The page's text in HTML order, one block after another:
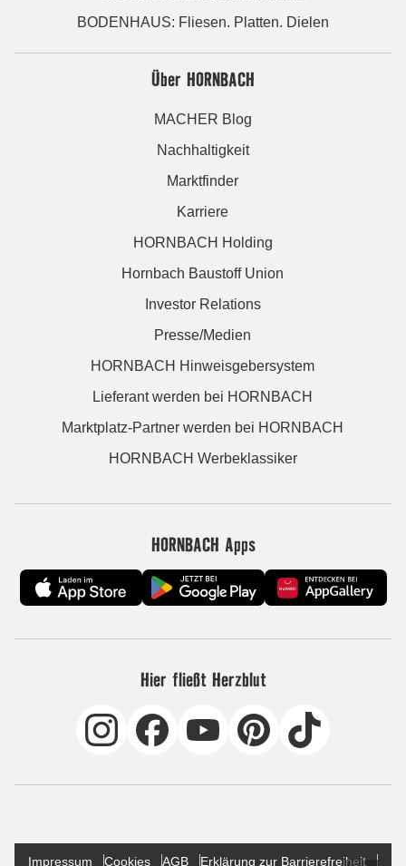
BODENHAUS: Fliesen. Platten. Dielen
Über HORNBACH
MACHER Blog
Nachhaltigkeit
Marktfinder
Karriere
HORNBACH Holding
Hornbach Baustoff Union
Investor Relations
Presse/Medien
HORNBACH Hinweisgebersystem
Lieferant werden bei HORNBACH
Marktplatz-Partner werden bei HORNBACH
HORNBACH Werbeklassiker
HORNBACH Apps
Hier fließt Herzblut
Impressum Cookies AGB Erklärung zur Barrierefreiheit